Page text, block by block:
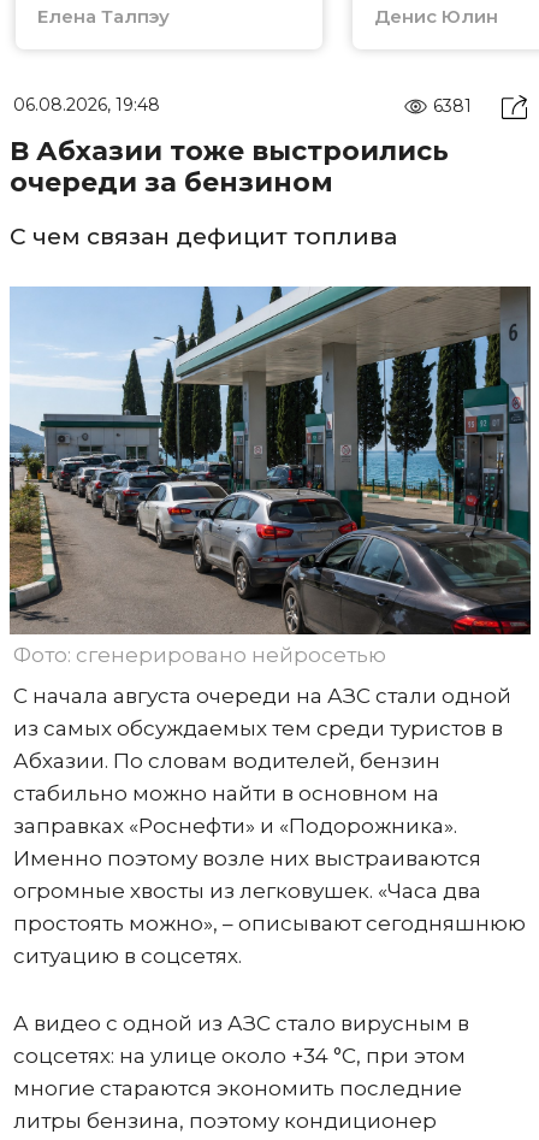
Елена Талпэу Денис Юлин
06.08.2026, 19:48 6381
В Абхазии тоже выстроились
очереди за бензином
С чем связан дефицит топлива
Фото: сгенерировано нейросетью
С начала августа очереди на АЗС стали одной
из самых обсуждаемых тем среди туристов в
Абхазии. По словам водителей, бензин
стабильно можно найти в основном на
заправках «Роснефти» и «Подорожника».
Именно поэтому возле них выстраиваются
огромные хвосты из легковушек. «Часа два
простоять можно», – описывают сегодняшнюю
ситуацию в соцсетях.
А видео с одной из АЗС стало вирусным в
соцсетях: на улице около +34 °C, при этом
многие стараются экономить последние
литры бензина, поэтому кондиционер